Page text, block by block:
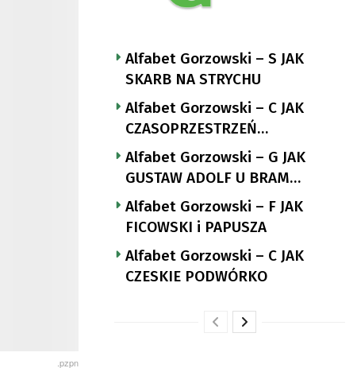
.pzpn
Alfabet Gorzowski – S JAK
SKARB NA STRYCHU
Alfabet Gorzowski – C JAK
CZASOPRZESTRZEŃ
NUTTGENSA
Alfabet Gorzowski – G JAK
GUSTAW ADOLF U BRAM
LANDSBERGA
Alfabet Gorzowski – F JAK
FICOWSKI i PAPUSZA
Alfabet Gorzowski – C JAK
CZESKIE PODWÓRKO